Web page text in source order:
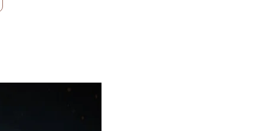
Отправка по Украине каждый день